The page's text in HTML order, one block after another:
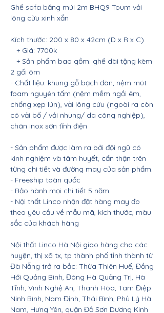
Ghế sofa băng múi 2m BHQ9 Toum vải
lông cừu xinh xắn
Kích thước: 200 x 80 x 42cm (D x R x C)
+ Giá: 7700k
+ Sản phẩm bao gồm: ghế dài tặng kèm
2 gối ôm
- Chất liệu: khung gỗ bạch đàn, nệm mút
foam nguyên tấm (nệm mềm ngồi êm,
chống xẹp lún), vải lông cừu (ngoài ra còn
có vải bố / vải nhung/ da công nghiệp),
chân inox sơn tĩnh điện
- Sản phẩm được làm ra bởi đội ngũ có
kinh nghiệm và tâm huyết, cẩn thận trên
từng chi tiết và đường may của sản phẩm.
- Freeship toàn quốc
- Bảo hành mọi chi tiết 5 năm
- Nội thất Linco nhận đặt hàng may đo
theo yêu cầu về mẫu mã, kích thước, màu
sắc của khách hàng
Nội thất Linco Hà Nội giao hàng cho các
huyện, thị xã tx, tp thành phố tỉnh thành từ
Đà Nẵng trở ra bắc: Thừa Thiên Huế, Đồng
Hới Quảng Bình, Đông Hà Quảng Trị, Hà
Tĩnh, Vinh Nghệ An, Thanh Hóa, Tam Điệp
Ninh Bình, Nam Định, Thái Bình, Phủ Lý Hà
Nam, Hưng Yên, quận Đồ Sơn Dương Kinh